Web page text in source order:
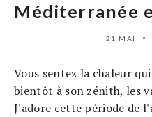
Méditerranée
21 MAI
Vous sentez la chaleur
bientôt à son zénith, les
J'adore cette période de